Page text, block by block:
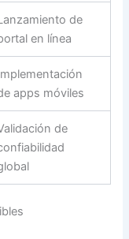
de
en línea
apps móviles
de